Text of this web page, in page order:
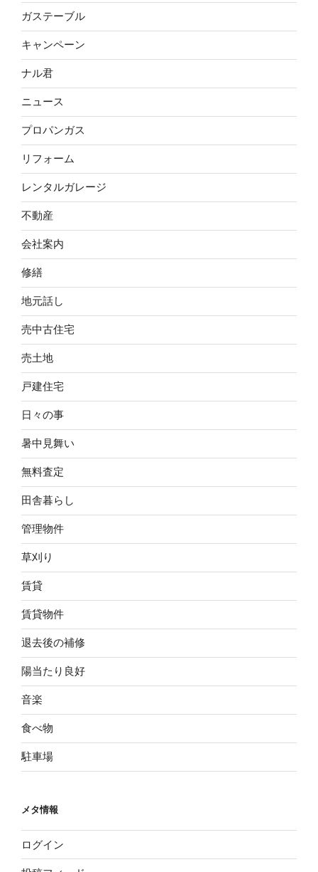
ガステーブル
キャンペーン
ナル君
ニュース
プロパンガス
リフォーム
レンタルガレージ
不動産
会社案内
修繕
地元話し
売中古住宅
売土地
戸建住宅
日々の事
暑中見舞い
無料査定
田舎暮らし
管理物件
草刈り
賃貸
賃貸物件
退去後の補修
陽当たり良好
音楽
食べ物
駐車場
メタ情報
ログイン